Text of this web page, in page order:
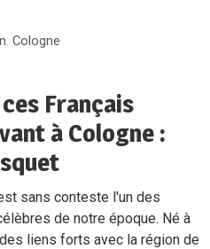
,Cologne
Français
à Cologne :
sans conteste l'un des
de notre époque. Né à
liens forts avec la région de